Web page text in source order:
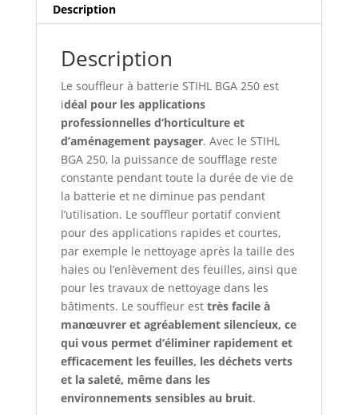
Description
Description
Le souffleur à batterie STIHL BGA 250 est
idéal pour les applications
professionnelles d’horticulture et
d’aménagement paysager. Avec le STIHL
BGA 250, la puissance de soufflage reste
constante pendant toute la durée de vie de
la batterie et ne diminue pas pendant
l’utilisation. Le souffleur portatif convient
pour des applications rapides et courtes,
par exemple le nettoyage après la taille des
haies ou l’enlèvement des feuilles, ainsi que
pour les travaux de nettoyage dans les
bâtiments. Le souffleur est très facile à
manœuvrer et agréablement silencieux, ce
qui vous permet d’éliminer rapidement et
efficacement les feuilles, les déchets verts
et la saleté, même dans les
environnements sensibles au bruit.